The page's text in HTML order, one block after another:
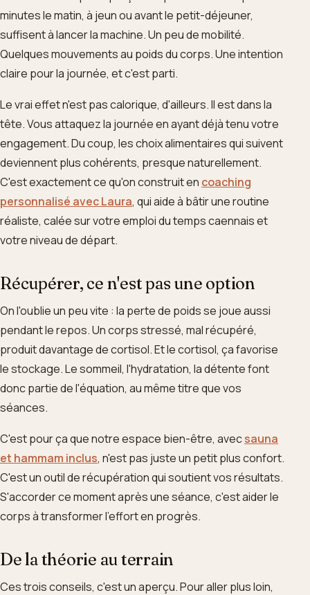
minutes le matin, à jeun ou avant le petit-déjeuner,
suffisent à lancer la machine. Un peu de mobilité.
Quelques mouvements au poids du corps. Une intention
claire pour la journée, et c'est parti.
Le vrai effet n'est pas calorique, d'ailleurs. Il est dans la
tête. Vous attaquez la journée en ayant déjà tenu votre
engagement. Du coup, les choix alimentaires qui suivent
deviennent plus cohérents, presque naturellement.
C'est exactement ce qu'on construit en coaching
personnalisé avec Laura, qui aide à bâtir une routine
réaliste, calée sur votre emploi du temps caennais et
votre niveau de départ.
Récupérer, ce n'est pas une option
On l'oublie un peu vite : la perte de poids se joue aussi
pendant le repos. Un corps stressé, mal récupéré,
produit davantage de cortisol. Et le cortisol, ça favorise
le stockage. Le sommeil, l'hydratation, la détente font
donc partie de l'équation, au même titre que vos
séances.
C'est pour ça que notre espace bien-être, avecsauna
et hammam inclus, n'est pas juste un petit plus confort.
C'est un outil de récupération qui soutient vos résultats.
S'accorder ce moment après une séance, c'est aider le
corps à transformer l'effort en progrès.
De la théorie au terrain
Ces trois conseils, c'est un aperçu. Pour aller plus loin,